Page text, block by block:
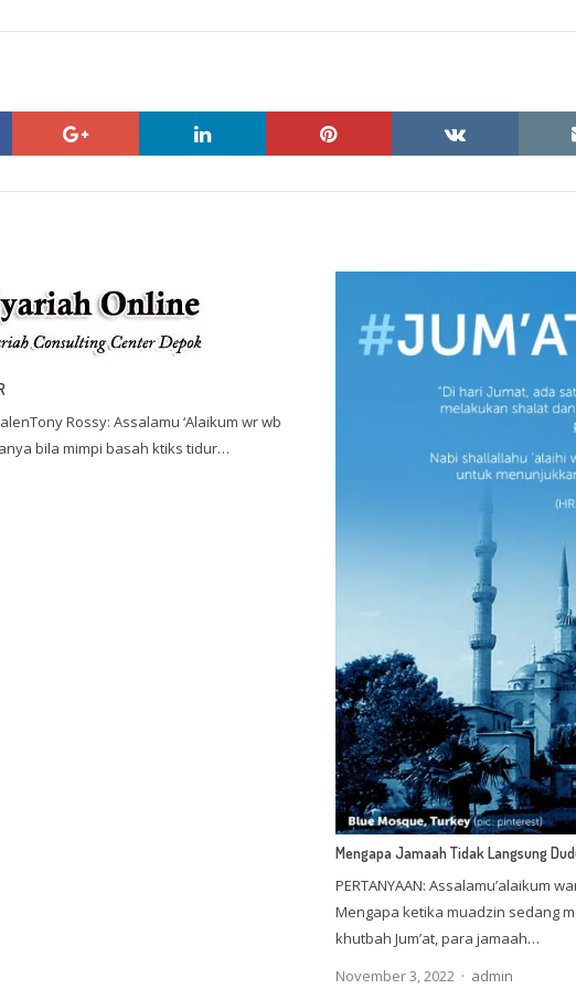
google+ linkedin pinterest vkontakte
Rossy: Assalamu ‘Alaikum wr wb
bila mimpi basah ktiks tidur…
Mengapa Jamaah Tidak Langsung
PERTANYAAN: Assalamu’alaikum
Mengapa ketika muadzin sedang
khutbah Jum’at, para jamaah…
November 3, 2022
Author
admin